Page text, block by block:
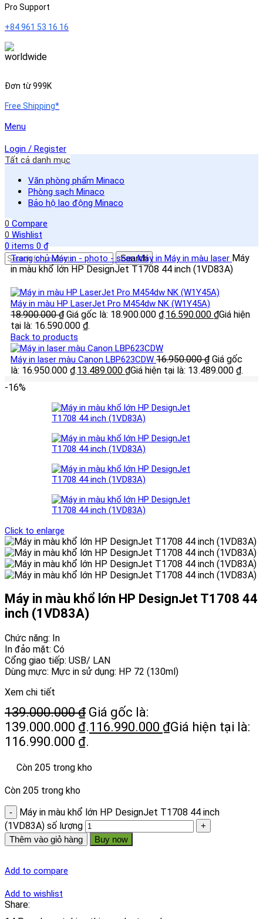
Pro Support
+84 961 53 16 16
Đơn từ 999K
Free Shipping*
Menu
Login / Register
Tất cả danh mục
Văn phòng phẩm Minaco
Phòng sạch Minaco
Bảo hộ lao động Minaco
0 Compare
0 Wishlist
0items 0₫
Search
Trang chủMáy in - photo - scanMáy in Máy in màu laser Máy
in màu khổ lớn HP DesignJet T1708 44 inch (1VD83A)
Máy in màu HP LaserJet Pro M454dw NK (W1Y45A)
18.900.000₫ Giá gốc là: 18.900.000 ₫.16.590.000 ₫Giá hiện
tại là: 16.590.000 ₫.
Back to products
Máy in laser màu Canon LBP623CDW 16.950.000₫ Giá gốc
là: 16.950.000 ₫.13.489.000 ₫Giá hiện tại là: 13.489.000 ₫.
-16%
Click to enlarge
Máy in màu khổ lớn HP DesignJet T1708 44
inch (1VD83A)
Chức năng: In
In đảo mặt: Có
Cổng giao tiếp: USB/ LAN
Dùng mực: Mực in sử dụng: HP 72 (130ml)
Xem chi tiết
139.000.000₫ Giá gốc là:
139.000.000 ₫.116.990.000 ₫Giá hiện tại là:
116.990.000 ₫.
Còn 205 trong kho
Còn 205 trong kho
Máy in màu khổ lớn HP DesignJet T1708 44 inch
(1VD83A) số lượng
Thêm vào giỏ hàng Buy now
Add to compare
Add to wishlist
Share: